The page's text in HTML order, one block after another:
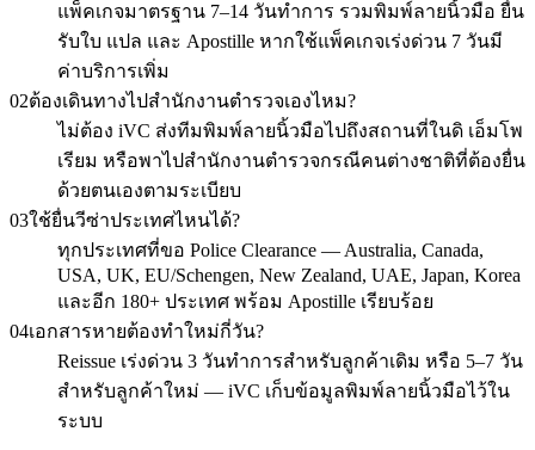
แพ็คเกจมาตรฐาน 7–14 วันทำการ รวมพิมพ์ลายนิ้วมือ ยื่น
รับใบ แปล และ Apostille หากใช้แพ็คเกจเร่งด่วน 7 วันมี
ค่าบริการเพิ่ม
02ต้องเดินทางไปสำนักงานตำรวจเองไหม?
ไม่ต้อง iVC ส่งทีมพิมพ์ลายนิ้วมือไปถึงสถานที่ในดิ เอ็มโพ
เรียม หรือพาไปสำนักงานตำรวจกรณีคนต่างชาติที่ต้องยื่น
ด้วยตนเองตามระเบียบ
03ใช้ยื่นวีซ่าประเทศไหนได้?
ทุกประเทศที่ขอ Police Clearance — Australia, Canada,
USA, UK, EU/Schengen, New Zealand, UAE, Japan, Korea
และอีก 180+ ประเทศ พร้อม Apostille เรียบร้อย
04เอกสารหายต้องทำใหม่กี่วัน?
Reissue เร่งด่วน 3 วันทำการสำหรับลูกค้าเดิม หรือ 5–7 วัน
สำหรับลูกค้าใหม่ — iVC เก็บข้อมูลพิมพ์ลายนิ้วมือไว้ใน
ระบบ